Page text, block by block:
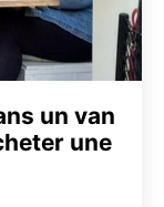
un van
une